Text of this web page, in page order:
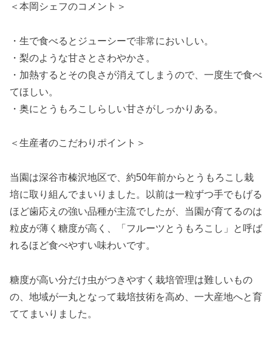
＜本岡シェフのコメント＞
・生で食べるとジューシーで非常においしい。
・梨のような甘さとさわやかさ。
・加熱するとその良さが消えてしまうので、一度生で食べ
てほしい。
・奥にとうもろこしらしい甘さがしっかりある。
＜生産者のこだわりポイント＞
当園は深谷市榛沢地区で、約50年前からとうもろこし栽
培に取り組んでまいりました。以前は一粒ずつ手でもげる
ほど歯応えの強い品種が主流でしたが、当園が育てるのは
粒皮が薄く糖度が高く、「フルーツとうもろこし」と呼ば
れるほど食べやすい味わいです。
糖度が高い分だけ虫がつきやすく栽培管理は難しいもの
の、地域が一丸となって栽培技術を高め、一大産地へと育
ててまいりました。